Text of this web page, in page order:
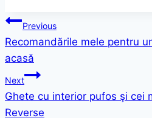
Post
navigation
Previous
Recomandările mele pentru
acasă
Next
Ghete cu interior pufos şi cei
Reverse